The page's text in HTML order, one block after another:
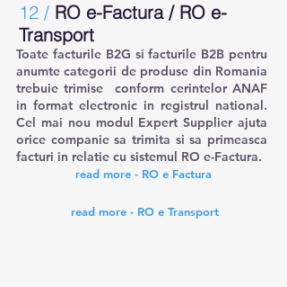
12 / RO e-Factura / RO e-
Transport
Toate facturile B2G si facturile B2B pentru
anumte categorii de produse din Romania
trebuie trimise conform cerintelor ANAF
in format electronic in registrul national.
Cel mai nou modul Expert Supplier ajuta
orice companie sa trimita si sa primeasca
facturi in relatie cu sistemul RO e-Factura.
read more - RO e Factura
read more - RO e Transport